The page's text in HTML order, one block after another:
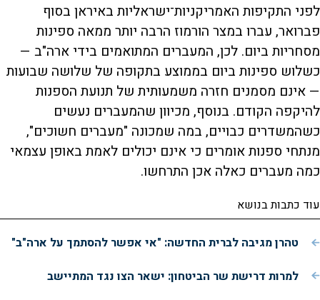
לפני התקיפות האמריקניות־ישראליות באיראן בסוף
פברואר, עברו במצר הורמוז הרבה יותר ממאה ספינות
מסחריות ביום. לכן, המעברים המתואמים בידי ארה"ב —
כשלוש ספינות ביום בממוצע בתקופה של שלושה שבועות
— אינם מסמנים חזרה משמעותית של תנועת הספנות
להיקפה הקודם. בנוסף, מכיוון שהמעברים נעשים
כשהמשדרים כבויים, במה שמכונה "מעברים חשוכים",
מנתחי ספנות אומרים כי אינם יכולים לאמת באופן עצמאי
כמה מעברים כאלה אכן התרחשו.
עוד כתבות בנושא
טהרן מגיבה לברית החדשה: "אי אפשר להסתמך על ארה"ב"
למרות דרישת שר הביטחון: ישאר הצו נגד המתיישב